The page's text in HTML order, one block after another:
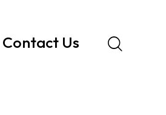
Contact Us